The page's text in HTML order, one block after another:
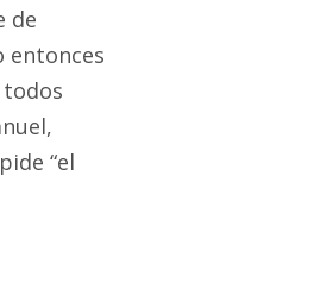
de
entonces
“el